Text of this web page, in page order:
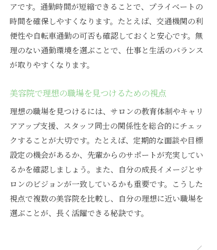
美容院で未経験者が始めやすいサポート体
制
美容院アシスタントの研修内容と成長の流
れ
安心して美容院デビューできる職場の条件
消法
美容院で未経験から成長できる秘訣を紹介
美容院アシスタントが安心して働くための
工夫
キャリアアップを目指す女性への美容院求人情
報
美容院でキャリアアップを目指す女性の働
き方
アです。通勤時間が短縮できることで、プライベートの
時間を確保しやすくなります。たとえば、交通機関の利
便性や自転車通勤の可否も確認しておくと安心です。無
理のない通勤環境を選ぶことで、仕事と生活のバランス
が取りやすくなります。
美容院で理想の職場を見つけるための視点
理想の職場を見つけるには、サロンの教育体制やキャリ
アアップ支援、スタッフ同士の関係性を総合的にチェッ
クすることが大切です。たとえば、定期的な面談や目標
設定の機会があるか、先輩からのサポートが充実してい
るかを確認しましょう。また、自分の成長イメージとサ
ロンのビジョンが一致しているかも重要です。こうした
視点で複数の美容院を比較し、自分の理想に近い職場を
選ぶことが、長く活躍できる秘訣です。